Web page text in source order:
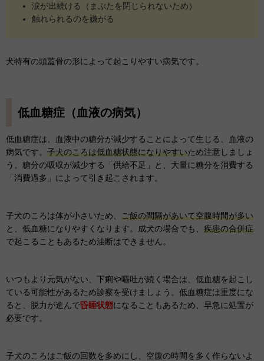
涙が出続ける（まぶたを閉じられないため）
触れられるのを嫌がる
犬特有の頭蓋骨の形によって起こりやすい病気です。
低血糖症（血液の病気）
低血糖症は、血液中の糖分が減少することによって生じる、血液の
病気です。 子犬のころは低血糖状態になりやすいため注意しましょ
う。糖分の吸収が減少する「供給不足」と、大量に糖分を消費する
「消費過多」によって引き起こされます。
子犬のころは体が小さいため、 ご飯の間隔があいて空腹時間が多い
と、低血糖になりやすくなります。成犬の場合でも、 疾患の合併症
で起こることもあるため油断はできません。
いつもより元気がない、下痢や嘔吐が続く場合は、低血糖を起こし
ている可能性があるため診察を受けましょう。低血糖症は重度にな
ると、脱力が進んで昏睡状態になることもあるため、早急に処置が
必要です。
子犬のころはご飯の回数を多めにし、空腹の時間を多く作らないよ